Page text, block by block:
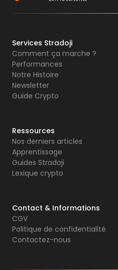
Services Stradoji
Comment ça marche ?
Performances
Notre Histoire
Newsletter
Guide Crypto
Ressources
Nos derniers articles
Apprentissage
Guides Stradoji
Lexique crypto
Contact & Informations
CGV
Politique de confidentialité
Contactez-nous